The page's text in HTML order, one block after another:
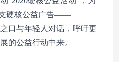
支硬核公益广告——
口与年轻人对话，呼吁更
的公益行动中来。